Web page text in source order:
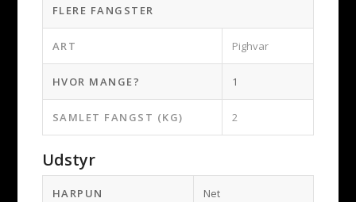
FLERE FANGSTER
ART Pighvar
HVOR MANGE? 1
SAMLET FANGST (KG) 2
Udstyr
HARPUN Net